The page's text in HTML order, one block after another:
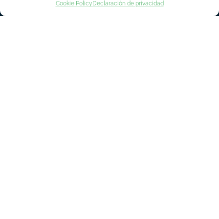
Cookie Policy Declaración de privacidad